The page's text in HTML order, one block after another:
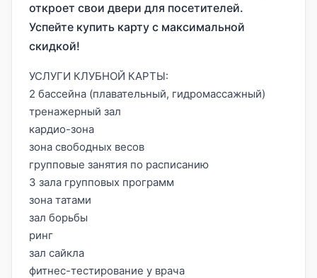
откроет свои двери для посетителей.
Успейте купить карту с максимальной
скидкой!
УСЛУГИ КЛУБНОЙ КАРТЫ:
2 бассейна (плавательный, гидромассажный)
тренажерный зал
кардио-зона
зона свободных весов
групповые занятия по расписанию
3 зала групповых программ
зона татами
зал борьбы
ринг
зал сайкла
фитнес-тестирование у врача